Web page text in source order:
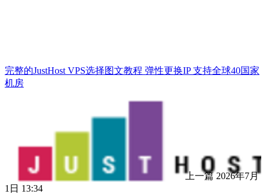
完整的JustHost VPS选择图文教程 弹性更换IP 支持全球40国家
机房
上一篇 2026年7月
1日 13:34